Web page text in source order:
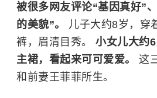
被很多网友评论“基因真好”
的美貌”。 儿子大约8岁，穿
裤，眉清目秀。 小女儿大约
主裙，看起来可可爱爱。 这
和前妻王菲菲所生。